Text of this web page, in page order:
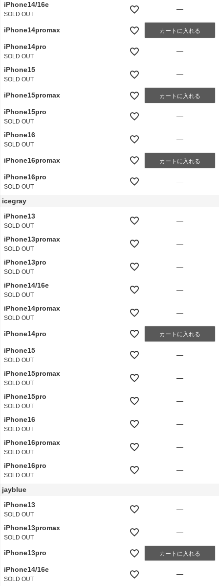
iPhone14/16e
SOLD OUT
—
iPhone14promax カートに入れる
iPhone14pro
SOLD OUT
—
iPhone15
SOLD OUT
—
iPhone15promax カートに入れる
iPhone15pro
SOLD OUT
—
iPhone16
SOLD OUT
—
iPhone16promax カートに入れる
iPhone16pro
SOLD OUT
—
icegray
iPhone13
SOLD OUT
—
iPhone13promax
SOLD OUT
—
iPhone13pro
SOLD OUT
—
iPhone14/16e
SOLD OUT
—
iPhone14promax
SOLD OUT
—
iPhone14pro カートに入れる
iPhone15
SOLD OUT
—
iPhone15promax
SOLD OUT
—
iPhone15pro
SOLD OUT
—
iPhone16
SOLD OUT
—
iPhone16promax
SOLD OUT
—
iPhone16pro
SOLD OUT
—
jayblue
iPhone13
SOLD OUT
—
iPhone13promax
SOLD OUT
—
iPhone13pro カートに入れる
iPhone14/16e
SOLD OUT
—